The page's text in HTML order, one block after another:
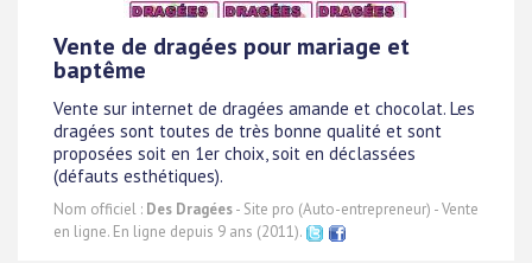
Vente de dragées pour mariage et
baptême
Vente sur internet de dragées amande et chocolat. Les
dragées sont toutes de très bonne qualité et sont
proposées soit en 1er choix, soit en déclassées
(défauts esthétiques).
Nom officiel : Des Dragées- Site pro (Auto-entrepreneur) - Vente
en ligne. En ligne depuis 9 ans (2011).